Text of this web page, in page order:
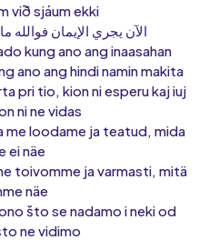
við sjáum ekki
الآن يجري الإيمان فوالله
kung ano ang inaasahan
ano ang hindi namin makita
pri tio, kion ni esperu kaj iuj
ni ne vidas
me loodame ja teatud, mida
ei näe
toivomme ja varmasti, mitä
näe
što se nadamo i neki od
ne vidimo